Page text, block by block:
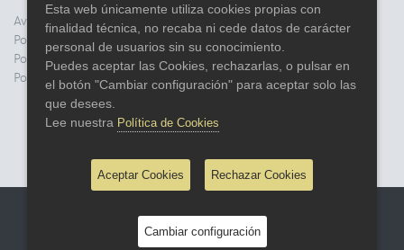
Aviso legal
Politica de Privacidad
Política de Cookies
Política de Devoluciones
© 2026 Comercial Lata
Esta web únicamente utiliza cookies propias con
finalidad técnica, no recaba ni cede datos de carácter
personal de usuarios sin su conocimiento.
Puedes aceptar las Cookies, rechazarlas, o pulsar en
el botón "Cambiar configuración" para aceptar solo las
que desees.
Lee nuestra Política de Cookies
Aceptar Cookies Rechazar Cookies
Cambiar configuración